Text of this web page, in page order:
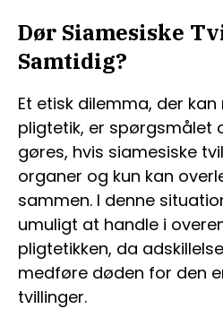
Dør Siamesiske
Samtidig?
Et etisk dilemma, der
pligtetik, er spørgsmålet
gøres, hvis siamesiske
organer og kun kan
sammen. I denne
umuligt at handle i
pligtetikken, da
medføre døden for den
tvillinger.